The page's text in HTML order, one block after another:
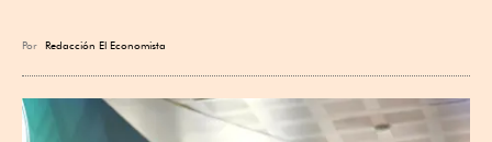
Por Redacción El Economista